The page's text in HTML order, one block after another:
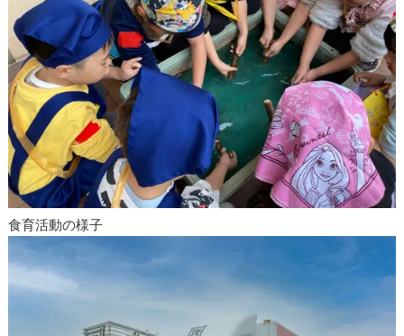
食育活動の様子